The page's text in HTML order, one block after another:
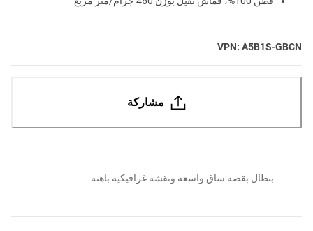
VPN: A5B1S-GBCN
مشاركة
بنطال بقصة ساق واسعة ونقشة غرافيكية باهتة